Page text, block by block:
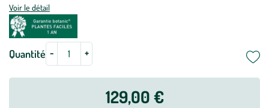
Voir le détail
Quantité - +
129,00 €